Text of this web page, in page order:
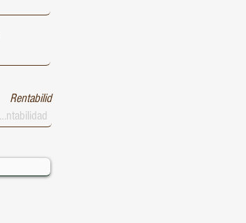
Rentabilid